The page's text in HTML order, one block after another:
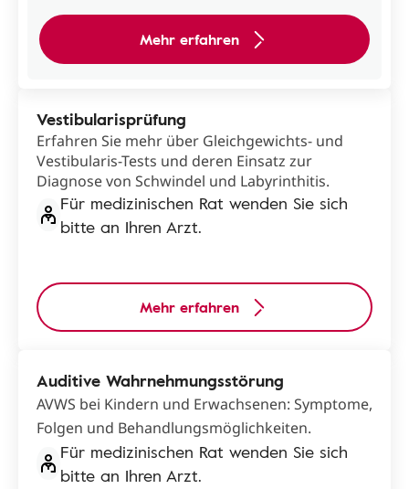
Mehr erfahren
Vestibularisprüfung
Erfahren Sie mehr über Gleichgewichts- und
Vestibularis-Tests und deren Einsatz zur
Diagnose von Schwindel und Labyrinthitis.
Für medizinischen Rat wenden Sie sich
bitte an Ihren Arzt.
Mehr erfahren
Auditive Wahrnehmungsstörung
AVWS bei Kindern und Erwachsenen: Symptome,
Folgen und Behandlungsmöglichkeiten.
Für medizinischen Rat wenden Sie sich
bitte an Ihren Arzt.